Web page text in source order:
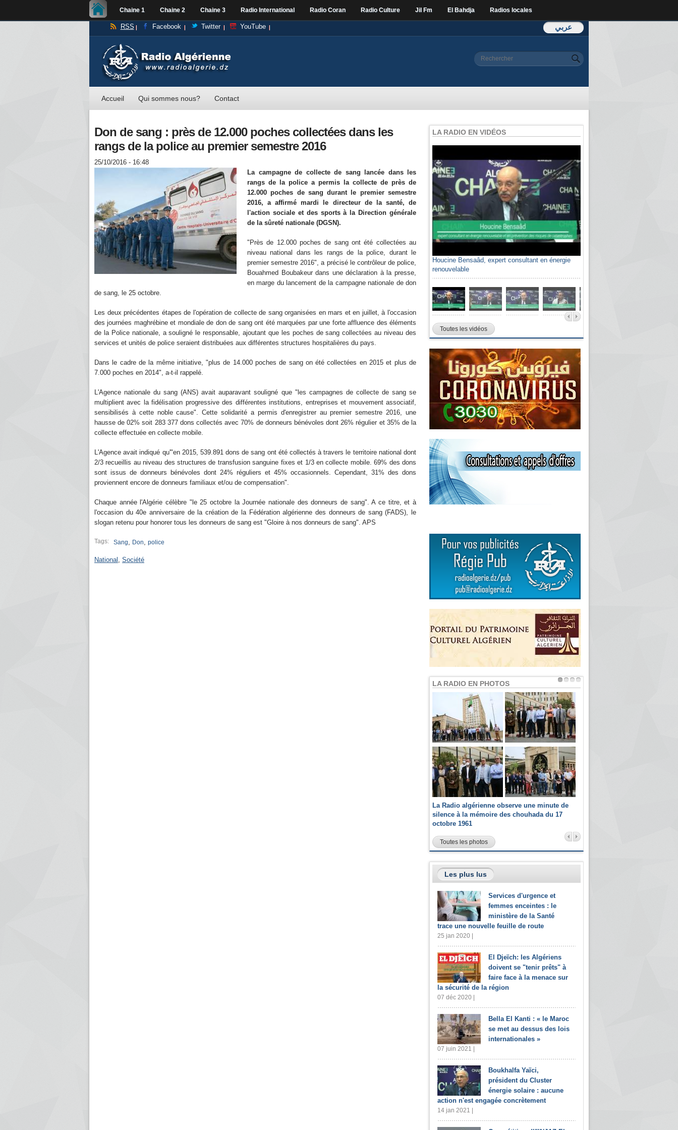
Chaine 1 Chaine 2 Chaine 3 Radio International Radio Coran Radio Culture Jil Fm El Bahdja Radios locales
عربي RSS Facebook Twitter YouTube
Formulaire de
Rechercher
Accueil Qui sommes nous? Contact
Don de sang : près de 12.000 poches collectées dans les
rangs de la police au premier semestre 2016
25/10/2016 - 16:48
La campagne de collecte de sang lancée dans les
rangs de la police a permis la collecte de près de
12.000 poches de sang durant le premier semestre
2016, a affirmé mardi le directeur de la santé, de
l'action sociale et des sports à la Direction générale
de la sûreté nationale (DGSN).
"Près de 12.000 poches de sang ont été collectées au
niveau national dans les rangs de la police, durant le
premier semestre 2016", a précisé le contrôleur de police,
Bouahmed Boubakeur dans une déclaration à la presse,
en marge du lancement de la campagne nationale de don
de sang, le 25 octobre.
Les deux précédentes étapes de l'opération de collecte de sang organisées en mars et en juillet, à l'occasion
des journées maghrébine et mondiale de don de sang ont été marquées par une forte affluence des éléments
de la Police nationale, a souligné le responsable, ajoutant que les poches de sang collectées au niveau des
services et unités de police seraient distribuées aux différentes structures hospitalières du pays.
Dans le cadre de la même initiative, "plus de 14.000 poches de sang on été collectées en 2015 et plus de
7.000 poches en 2014", a-t-il rappelé.
L'Agence nationale du sang (ANS) avait auparavant souligné que "les campagnes de collecte de sang se
multiplient avec la fidélisation progressive des différentes institutions, entreprises et mouvement associatif,
sensibilisés à cette noble cause". Cette solidarité a permis d'enregistrer au premier semestre 2016, une
hausse de 02% soit 283 377 dons collectés avec 70% de donneurs bénévoles dont 26% régulier et 35% de la
collecte effectuée en collecte mobile.
L'Agence avait indiqué qu'"en 2015, 539.891 dons de sang ont été collectés à travers le territoire national dont
2/3 recueillis au niveau des structures de transfusion sanguine fixes et 1/3 en collecte mobile. 69% des dons
sont issus de donneurs bénévoles dont 24% réguliers et 45% occasionnels. Cependant, 31% des dons
proviennent encore de donneurs familiaux et/ou de compensation".
Chaque année l'Algérie célèbre "le 25 octobre la Journée nationale des donneurs de sang". A ce titre, et à
l'occasion du 40e anniversaire de la création de la Fédération algérienne des donneurs de sang (FADS), le
slogan retenu pour honorer tous les donneurs de sang est "Gloire à nos donneurs de sang". APS
Tags: Sang, Don, police
National , Société
LA RADIO EN VIDÉOS
Houcine Bensaâd, expert consultant en énergie
renouvelable
Toutes les vidéos
LA RADIO EN PHOTOS
La Radio algérienne observe une minute de
silence à la mémoire des chouhada du 17
octobre 1961
Toutes les photos
Les plus lus
Services d'urgence et
femmes enceintes : le
ministère de la Santé
trace une nouvelle feuille de route
25 jan 2020 |
El Djeïch: les Algériens
doivent se "tenir prêts" à
faire face à la menace sur
la sécurité de la région
07 déc 2020 |
Bella El Kanti : « le Maroc
se met au dessus des lois
internationales »
07 juin 2021 |
Boukhalfa Yaïci,
président du Cluster
énergie solaire : aucune
action n'est engagée concrètement
14 jan 2021 |